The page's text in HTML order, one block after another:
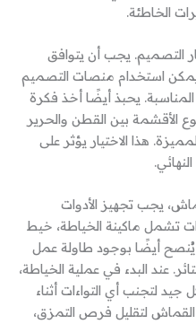
الخاطئة.
التصميم. يجب أن يتوافق
استخدام منصات التصميم
المناسبة. يحبذ أيضًا أخذ فكرة
الأقشمة بين القطن والحرير
هذا الاختيار يؤثر على
يجب تجهيز الأدوات
تشمل ماكينة الخياطة، خيط
أيضًا بوجود طاولة عمل
عند البدء في عملية الخياطة،
لتجنب أي التواءات أثناء
لتقليل فرص التمزق،